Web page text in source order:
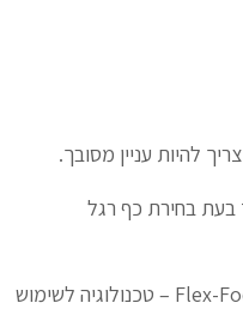
להיות עניין מסובך.
בחירת כף רגל
Elation פותחה באמצעות פטנט ®Flex-Foot – טכנולוגיה לשימוש